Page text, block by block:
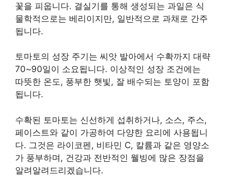
꽃을 피웁니다. 결실기를 통해 생성되는 과일은 식
물학적으로는 베리이지만, 일반적으로 과채로 간주
됩니다.
토마토의 성장 주기는 씨앗 발아에서 수확까지 대략
70~90일이 소요됩니다. 이상적인 성장 조건에는
따뜻한 온도, 풍부한 햇빛, 잘 배수되는 토양이 포함
됩니다.
수확된 토마토는 신선하게 섭취하거나, 소스, 주스,
페이스트와 같이 가공하여 다양한 요리에 사용됩니
다. 그것은 라이코펜, 비타민 C, 칼륨과 같은 영양소
가 풍부하며, 건강과 전반적인 웰빙에 많은 장점을
알려알려드리겠습니다.